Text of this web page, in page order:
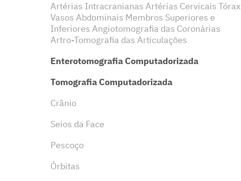
Artérias Intracranianas Artérias Cervicais Tórax
Vasos Abdominais Membros Superiores e
Inferiores Angiotomografia das Coronárias
Artro-Tomografia das Articulações
Enterotomografia Computadorizada
Tomografia Computadorizada
Crânio
Seios da Face
Pescoço
Órbitas